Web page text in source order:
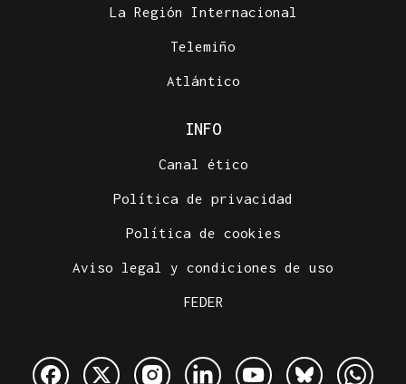
La Región Internacional
Telemiño
Atlántico
INFO
Canal ético
Política de privacidad
Política de cookies
Aviso legal y condiciones de uso
FEDER